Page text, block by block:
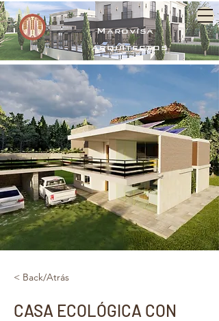
Marovisa
arquitectos
< Back/Atrás
CASA ECOLÓGICA CON